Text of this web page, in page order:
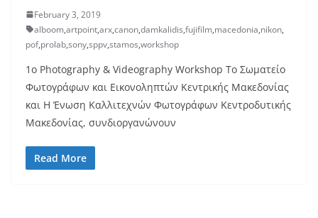
February 3, 2019
alboom,artpoint,arx,canon,damkalidis,fujifilm,macedonia,nikon,
pof,prolab,sony,sppv,stamos,workshop
1ο Photography & Videography Workshop Το Σωματείο
Φωτογράφων και Εικονοληπτών Κεντρικής Μακεδονίας
και Η Ένωση Καλλιτεχνών Φωτογράφων Κεντροδυτικής
Μακεδονίας, συνδιοργανώνουν
Read More